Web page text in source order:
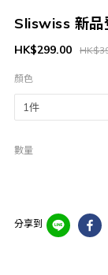
Sliswiss 新品
HK$299.00
顏色
數量
分享到